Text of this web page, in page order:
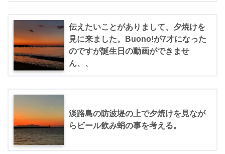
伝えたいことがありまして、夕焼けを
見に来ました。Buono!が7才になった
のですが誕生日の動画ができませ
ん、、
淡路島の防波堤の上で夕焼けを見なが
らビール飲み蛸の事を考える。